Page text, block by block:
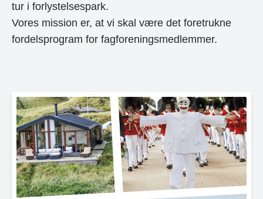
tur i forlystelsespark.
Vores mission er, at vi skal være det foretrukne
fordelsprogram for fagforeningsmedlemmer.